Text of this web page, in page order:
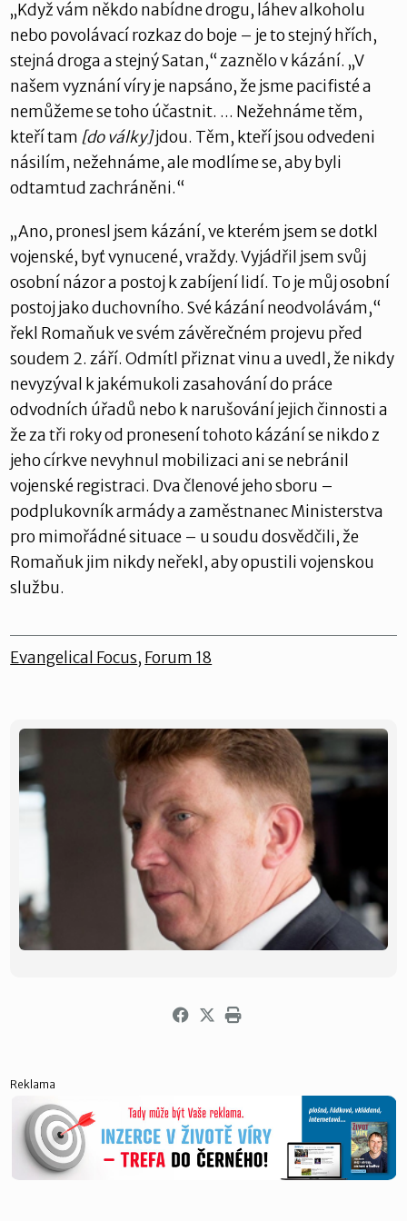
„Když vám někdo nabídne drogu, láhev alkoholu
nebo povolávací rozkaz do boje – je to stejný hřích,
stejná droga a stejný Satan,“ zaznělo v kázání. „V
našem vyznání víry je napsáno, že jsme pacifisté a
nemůžeme se toho účastnit. ... Nežehnáme těm,
kteří tam [do války]jdou. Těm, kteří jsou odvedeni
násilím, nežehnáme, ale modlíme se, aby byli
odtamtud zachráněni.“
„Ano, pronesl jsem kázání, ve kterém jsem se dotkl
vojenské, byť vynucené, vraždy. Vyjádřil jsem svůj
osobní názor a postoj k zabíjení lidí. To je můj osobní
postoj jako duchovního. Své kázání neodvolávám,“
řekl Romaňuk ve svém závěrečném projevu před
soudem 2. září. Odmítl přiznat vinu a uvedl, že nikdy
nevyzýval k jakémukoli zasahování do práce
odvodních úřadů nebo k narušování jejich činnosti a
že za tři roky od pronesení tohoto kázání se nikdo z
jeho církve nevyhnul mobilizaci ani se nebránil
vojenské registraci. Dva členové jeho sboru –
podplukovník armády a zaměstnanec Ministerstva
pro mimořádné situace – u soudu dosvědčili, že
Romaňuk jim nikdy neřekl, aby opustili vojenskou
službu.
Evangelical Focus, Forum 18
Reklama